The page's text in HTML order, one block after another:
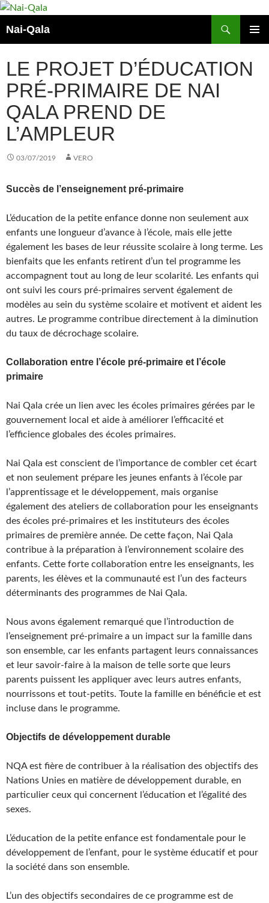
Aller
contenu
Nai-Qala
LE PROJET D’ÉDUCATION
PRÉ-PRIMAIRE DE NAI
QALA PREND DE
L’AMPLEUR
03/07/2019 VERO
Succès de l’enseignement pré-primaire
L’éducation de la petite enfance donne non seulement aux
enfants une longueur d’avance à l’école, mais elle jette
également les bases de leur réussite scolaire à long terme. Les
bienfaits que les enfants retirent d’un tel programme les
accompagnent tout au long de leur scolarité. Les enfants qui
ont suivi les cours pré-primaires servent également de
modèles au sein du système scolaire et motivent et aident les
autres. Le programme contribue directement à la diminution
du taux de décrochage scolaire.
Collaboration entre l’école pré-primaire et l’école
primaire
Nai Qala crée un lien avec les écoles primaires gérées par le
gouvernement local et aide à améliorer l’efficacité et
l’efficience globales des écoles primaires.
Nai Qala est conscient de l’importance de combler cet écart
et non seulement prépare les jeunes enfants à l’école par
l’apprentissage et le développement, mais organise
également des ateliers de collaboration pour les enseignants
des écoles pré-primaires et les instituteurs des écoles
primaires de première année. De cette façon, Nai Qala
contribue à la préparation à l’environnement scolaire des
enfants. Cette forte collaboration entre les enseignants, les
parents, les élèves et la communauté est l’un des facteurs
déterminants des programmes de Nai Qala.
Nous avons également remarqué que l’introduction de
l’enseignement pré-primaire a un impact sur la famille dans
son ensemble, car les enfants partagent leurs connaissances
et leur savoir-faire à la maison de telle sorte que leurs
parents puissent les appliquer avec leurs autres enfants,
nourrissons et tout-petits. Toute la famille en bénéficie et est
incluse dans le programme.
Objectifs de développement durable
NQA est fière de contribuer à la réalisation des objectifs des
Nations Unies en matière de développement durable, en
particulier ceux qui concernent l’éducation et l’égalité des
sexes.
L’éducation de la petite enfance est fondamentale pour le
développement de l’enfant, pour le système éducatif et pour
la société dans son ensemble.
L’un des objectifs secondaires de ce programme est de